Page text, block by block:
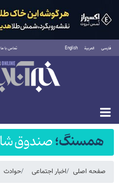
فارسی العربية English تماس با ما
شنبه ۱۷ مرداد ۱۴۰۵
صفحه اصلی اخبار اجتماعی حوادث